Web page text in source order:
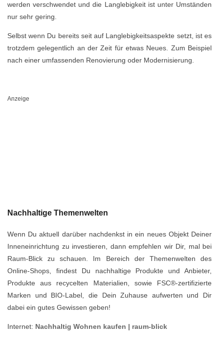
werden verschwendet und die Langlebigkeit ist unter Umständen
nur sehr gering.
Selbst wenn Du bereits seit auf Langlebigkeitsaspekte setzt, ist es
trotzdem gelegentlich an der Zeit für etwas Neues. Zum Beispiel
nach einer umfassenden Renovierung oder Modernisierung.
Anzeige
Nachhaltige Themenwelten
Wenn Du aktuell darüber nachdenkst in ein neues Objekt Deiner
Inneneinrichtung zu investieren, dann empfehlen wir Dir, mal bei
Raum-Blick zu schauen. Im Bereich der Themenwelten des
Online-Shops, findest Du nachhaltige Produkte und Anbieter,
Produkte aus recycelten Materialien, sowie FSC®-zertifizierte
Marken und BIO-Label, die Dein Zuhause aufwerten und Dir
dabei ein gutes Gewissen geben!
Internet: Nachhaltig Wohnen kaufen | raum-blick